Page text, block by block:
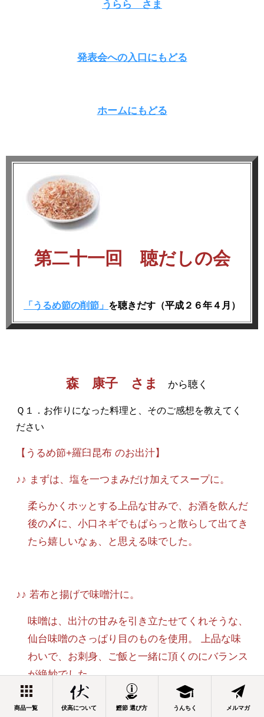
うらら さま
発表会への入口にもどる
ホームにもどる
第二十一回 聴だしの会
「うるめ節の削節」 を聴きだす（平成２６年４月）
森 康子 さま から聴く
Ｑ１．お作りになった料理と、そのご感想を教えてく
ださい
【うるめ節+羅臼昆布 のお出汁】
♪♪ まずは、塩を一つまみだけ加えてスープに。
柔らかくホッとする上品な甘みで、お酒を飲んだ
後の〆に、小口ネギでもぱらっと散らして出てき
たら嬉しいなぁ、と思える味でした。
♪♪ 若布と揚げで味噌汁に。
味噌は、出汁の甘みを引き立たせてくれそうな、
仙台味噌のさっぱり目のものを使用。 上品な味
わいで、お刺身、ご飯と一緒に頂くのにバランス
が絶妙でした。
商品一覧 伏高について 鰹節 選び方 うんちく メルマガ